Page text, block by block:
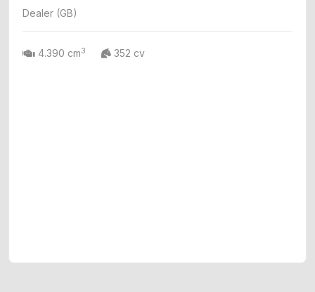
Dealer (GB)
4.390 cm3 352 cv